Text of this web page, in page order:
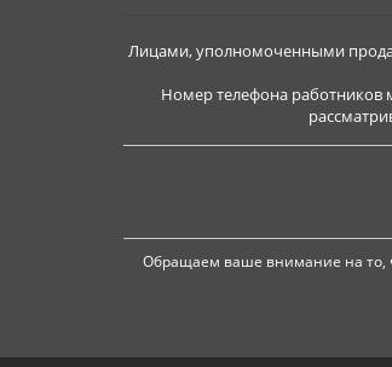
Лицами, уполномоченными
Номер телефона работников
Обращаем ваше внимание на то,